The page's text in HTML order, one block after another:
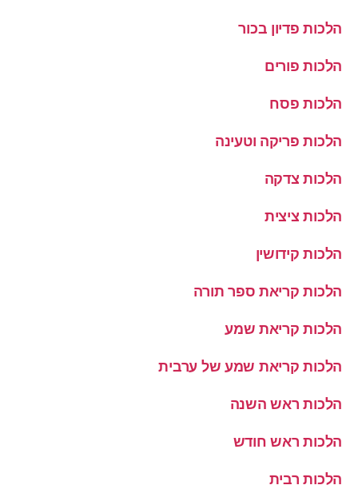
הלכות פדיון בכור
הלכות פורים
הלכות פסח
הלכות פריקה וטעינה
הלכות צדקה
הלכות ציצית
הלכות קידושין
הלכות קריאת ספר תורה
הלכות קריאת שמע
הלכות קריאת שמע של ערבית
הלכות ראש השנה
הלכות ראש חודש
הלכות רבית